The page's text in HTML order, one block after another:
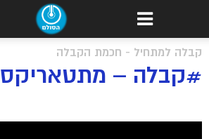
קבלה למתחיל - חכמת הקבלה
#קבלה – מתטאריקס